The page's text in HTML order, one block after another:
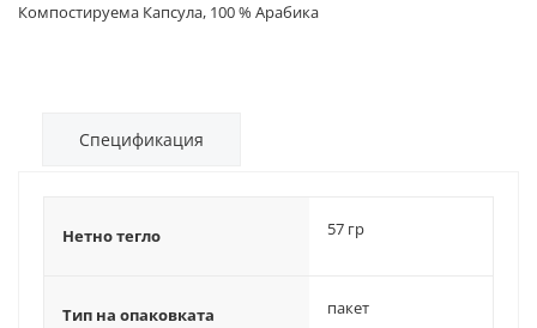
Компостируема Капсула, 100 % Арабика
Спецификация
Нетно тегло 57 гр
Тип на опаковката пакет